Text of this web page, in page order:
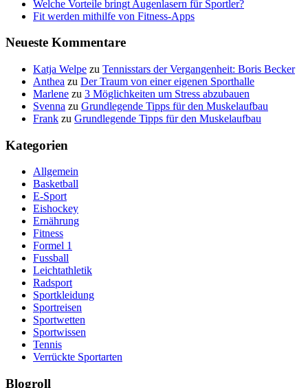
Welche Vorteile bringt Augenlasern für Sportler?
Fit werden mithilfe von Fitness-Apps
Neueste Kommentare
Katja Welpe zu Tennisstars der Vergangenheit: Boris Becker
Anthea zu Der Traum von einer eigenen Sporthalle
Marlene zu 3 Möglichkeiten um Stress abzubauen
Svenna zu Grundlegende Tipps für den Muskelaufbau
Frank zu Grundlegende Tipps für den Muskelaufbau
Kategorien
Allgemein
Basketball
E-Sport
Eishockey
Ernährung
Fitness
Formel 1
Fussball
Leichtathletik
Radsport
Sportkleidung
Sportreisen
Sportwetten
Sportwissen
Tennis
Verrückte Sportarten
Blogroll